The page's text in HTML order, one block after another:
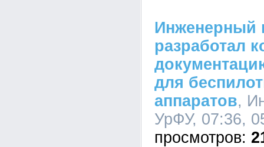
Инженерный
разработал
для
аппаратов,
УрФУ, 07:36,